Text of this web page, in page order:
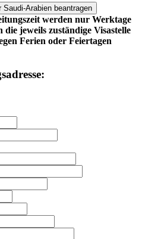
werden nur Werktage
jeweils zuständige Visastelle
Ferien oder Feiertagen